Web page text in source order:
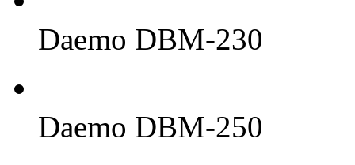
Daemo DBM-230
Daemo DBM-250